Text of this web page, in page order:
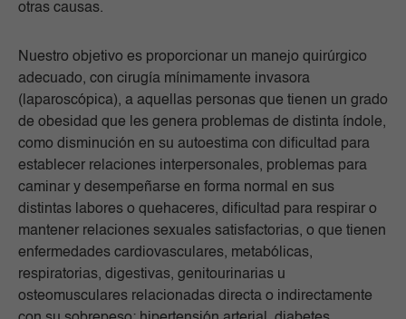
otras causas.
Nuestro objetivo es proporcionar un manejo quirúrgico
adecuado, con cirugía mínimamente invasora
(laparoscópica), a aquellas personas que tienen un grado
de obesidad que les genera problemas de distinta índole,
como disminución en su autoestima con dificultad para
establecer relaciones interpersonales, problemas para
caminar y desempeñarse en forma normal en sus
distintas labores o quehaceres, dificultad para respirar o
mantener relaciones sexuales satisfactorias, o que tienen
enfermedades cardiovasculares, metabólicas,
respiratorias, digestivas, genitourinarias u
osteomusculares relacionadas directa o indirectamente